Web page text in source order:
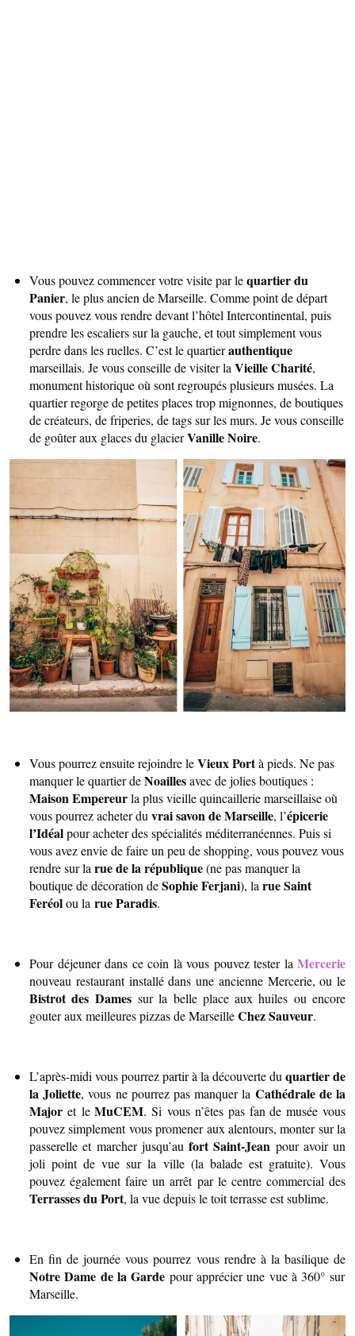
Vous pouvez commencer votre visite par lequartier du
Panier, le plus ancien de Marseille. Comme point de départ
vous pouvez vous rendre devant l’hôtel Intercontinental, puis
prendre les escaliers sur la gauche, et tout simplement vous
perdre dans les ruelles. C’est le quartierauthentique
marseillais. Je vous conseille de visiter la Vieille Charité,
monument historique où sont regroupés plusieurs musées. La
quartier regorge de petites places trop mignonnes, de boutiques
de créateurs, de friperies, de tags sur les murs. Je vous conseille
de goûter aux glaces du glacierVanille Noire.
Vous pourrez ensuite rejoindre leVieux Portà pieds. Ne pas
manquer le quartier deNoaillesavec de jolies boutiques :
Maison Empereurla plus vieille quincaillerie marseillaise où
vous pourrez acheter du vrai savon de Marseille, l’épicerie
l’Idéalpour acheter des spécialités méditerranéennes. Puis si
vous avez envie de faire un peu de shopping, vous pouvez vous
rendre sur la rue de la république(ne pas manquer la
boutique de décoration deSophie Ferjani), la rue Saint
Feréolou la rue Paradis.
Pour déjeuner dans ce coin là vous pouvez tester la Mercerie
nouveau restaurant installé dans une ancienne Mercerie, ou le
Bistrot des Damessur la belle place aux huiles ou encore
gouter aux meilleures pizzas de MarseilleChez Sauveur.
L’après-midi vous pourrez partir à la découverte du quartier de
la Joliette, vous ne pourrez pas manquer la Cathédrale de la
Major et leMuCEM. Si vous n’êtes pas fan de musée vous
pouvez simplement vous promener aux alentours, monter sur la
passerelle et marcher jusqu’au fort Saint-Jean pour avoir un
joli point de vue sur la ville (la balade est gratuite). Vous
pouvez également faire un arrêt par le centre commercial des
Terrasses du Port, la vue depuis le toit terrasse est sublime.
En fin de journée vous pourrez vous rendre à la basilique de
Notre Dame de la Garde pour apprécier une vue à 360° sur
Marseille.